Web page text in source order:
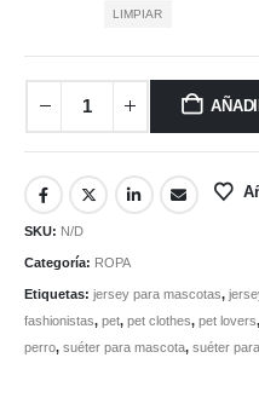
LIMPIAR
SKU: N/D
Categoría: ROPA
Etiquetas: jersey para mascotas,
fashionistas, pet, pet clothes, pet lovers,
perro, suéter para mascota, suéter